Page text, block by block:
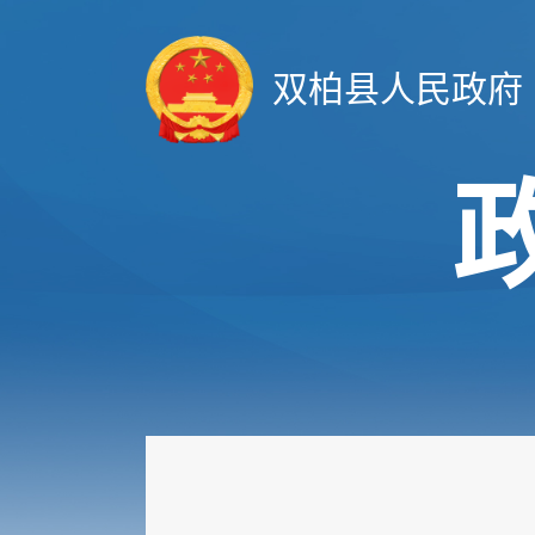
双柏县人民政府